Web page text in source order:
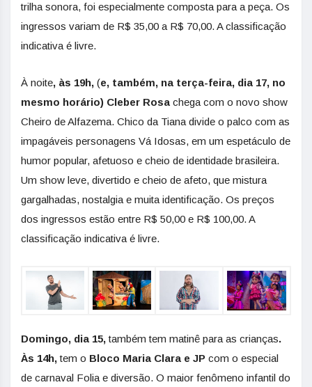
trilha sonora, foi especialmente composta para a peça. Os
ingressos variam de R$ 35,00 a R$ 70,00. A classificação
indicativa é livre.
À noite, às 19h, (e, também, na terça-feira, dia 17, no
mesmo horário) Cleber Rosa chega com o novo show
Cheiro de Alfazema. Chico da Tiana divide o palco com as
impagáveis personagens Vá Idosas, em um espetáculo de
humor popular, afetuoso e cheio de identidade brasileira.
Um show leve, divertido e cheio de afeto, que mistura
gargalhadas, nostalgia e muita identificação. Os preços
dos ingressos estão entre R$ 50,00 e R$ 100,00. A
classificação indicativa é livre.
Domingo, dia 15,também tem matinê para as crianças.
Às 14h,tem o Bloco Maria Clara e JP com o especial
de carnaval Folia e diversão. O maior fenômeno infantil do